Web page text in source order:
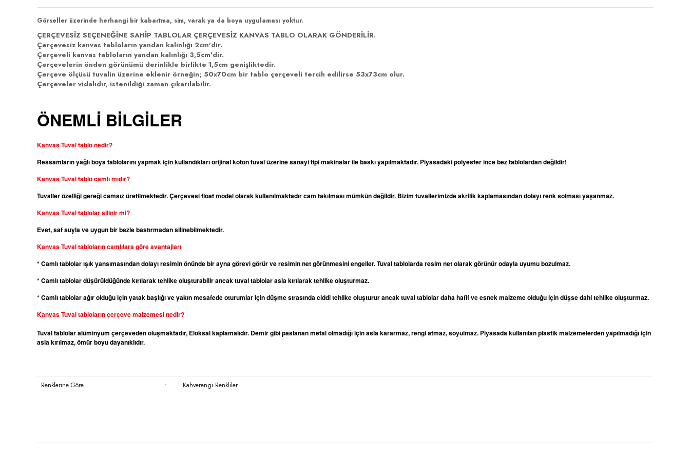
Görseller üzerinde herhangi bir kabartma, sim, varak ya da boya uygulaması yoktur.
ÇERÇEVESİZ SEÇENEĞİNE SAHİP TABLOLAR ÇERÇEVESİZ KANVAS TABLO OLARAK GÖNDERİLİR.
Çerçevesiz kanvas tabloların yandan kalınlığı 2cm'dir.
Çerçeveli kanvas tabloların yandan kalınlığı 3,5cm'dir.
Çerçevelerin önden görünümü derinlikle birlikte 1,5cm genişliktedir.
Çerçeve ölçüsü tuvalin üzerine eklenir örneğin; 50x70cm bir tablo çerçeveli tercih edilirse 53x73cm olur.
Çerçeveler vidalıdır, istenildiği zaman çıkarılabilir.
ÖNEMLİ BİLGİLER
Kanvas Tuval tablo nedir?
Ressamların yağlı boya tablolarını yapmak için kullandıkları orijinal koton tuval üzerine sanayi tipi makinalar ile baskı yapılmaktadır. Piyasadaki polyester ince bez tablolardan değildir!
KanvasTuval tablo camlı mıdır?
Tuvaller özelliği gereği camsız üretilmektedir. Çerçevesi float model olarak kullanılmaktadır cam takılması mümkün değildir. Bizim tuvallerimizde akrilik kaplamasından dolayı renk solması yaşanmaz.
KanvasTuval tablolar silinir mi?
Evet, saf suyla ve uygun bir bezle bastırmadan silinebilmektedir.
KanvasTuval tabloların camlılara göre avantajları
* Camlı tablolar ışık yansımasından dolayı resimin önünde bir ayna görevi görür ve resimin net görünmesini engeller. Tuval tablolarda resim net olarak görünür odayla uyumu bozulmaz.
* Camlı tablolar düşürüldüğünde kırılarak tehlike oluşturabilir ancak tuval tablolar asla kırılarak tehlike oluşturmaz.
* Camlı tablolar ağır olduğu için yatak başlığı ve yakın mesafede oturumlar için düşme sırasında ciddi tehlike oluşturur ancak tuval tablolar daha hafif ve esnek malzeme olduğu için düşse dahi tehlike oluşturmaz.
KanvasTuval tabloların çerçeve malzemesi nedir?
Tuval tablolar alüminyum çerçeveden oluşmaktadır, Eloksal kaplamalıdır. Demir gibi paslanan metal olmadığı için asla kararmaz, rengi atmaz, soyulmaz. Piyasada kullanılan plastik malzemelerden yapılmadığı için
asla kırılmaz, ömür boyu dayanıklıdır.
Renklerine Göre : Kahverengi Renkliler